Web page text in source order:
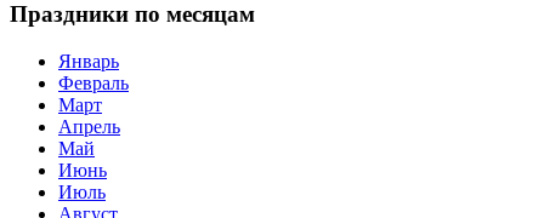
Праздники по месяцам
Январь
Февраль
Март
Апрель
Май
Июнь
Июль
Август